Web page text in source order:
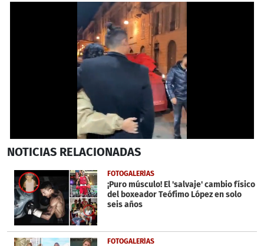
seconds
42
seconds
NOTICIAS RELACIONADAS
FOTOGALERÍAS
¡Puro músculo! El 'salvaje' cambio físico
del boxeador Teófimo López en solo
seis años
FOTOGALERÍAS